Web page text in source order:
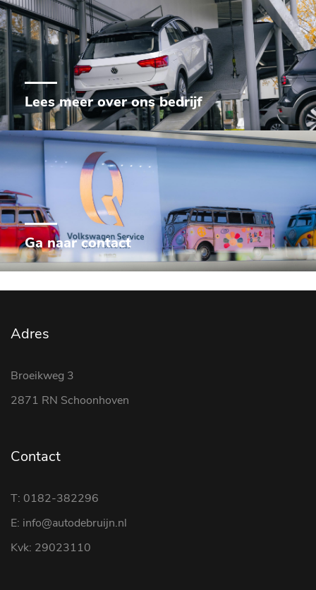
Lees meer over ons bedrijf
Ga naar contact
Adres
Broeikweg 3
2871 RN Schoonhoven
Contact
T: 0182-382296
E: info@autodebruijn.nl
Kvk: 29023110